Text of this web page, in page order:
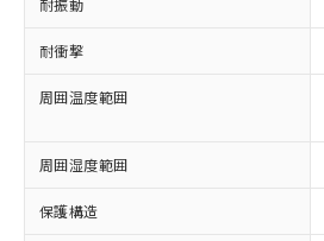
耐振動
耐衝撃
周囲温度範囲
周囲湿度範囲
保護構造
正式な納期状況および
様のお取引先、または
ムロン制御機器販売店
オムロン制御機器販売
販売ネットワー
在庫状況および標準価
事前の承諾なく第三者
示しないようお願いし
但し、RoHS指令で産業用監視およ
適用除外項目は除く。
フタル酸エステル類の４物質につい
図的な使用がないことを確認してい
DBP(フタル酸ジブチル) : 1000ppm
イソブチル) : 1000ppm、 BBP(フタ
DEHP(フタル酸ビス(2-エチルヘキ
準値以下であることを示しま
全に破砕するなど、違
いよう必要な手段を講
当社は貴社製品を、核
ル、化学兵器、生物兵
武器並びにこれらの製
当社は、貴社製品を第
場合は、上記1、2お
該第三者に通知します
一定数には満たな
－
在庫なし(最新の
いては、お客様の
たはお客様担当の
機器販売店・当社